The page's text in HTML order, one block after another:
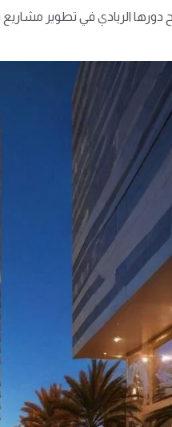
دورها الريادي في تطوير